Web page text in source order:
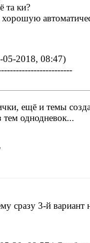
та ки?
хорошую
05-2018, 08:47)
ещё и темы
однодневок...
сразу 3-й вариант